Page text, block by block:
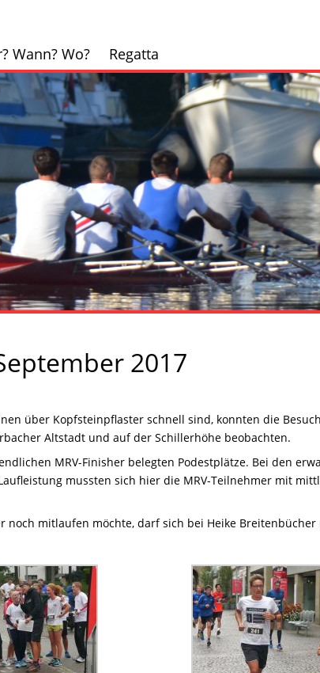
Wann? Wo? Regatta
2017
über Kopfsteinpflaster schnell sind, konnten die
Altstadt und auf der Schillerhöhe beobachten.
MRV-Finisher belegten Podestplätze. Bei den
mussten sich hier die MRV-Teilnehmer mit
noch mitlaufen möchte, darf sich bei Heike